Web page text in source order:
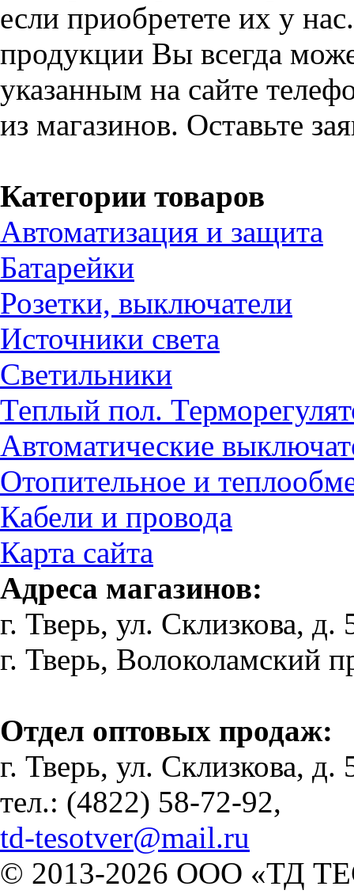
если приобретете их у
продукции Вы всегда
указанным на сайте
из магазинов. Оставьте
Категории товаров
Автоматизация и защита
Батарейки
Розетки, выключатели
Источники света
Светильники
Теплый пол.
Автоматические
Отопительное и
Кабели и провода
Карта сайта
Адреса магазинов:
г. Тверь, ул. Склизкова,
г. Тверь, Волоколамский
Отдел оптовых продаж:
г. Тверь, ул. Склизкова, д.
тел.: (4822) 58-72-92,
td-tesotver@mail.ru
© 2013-2026 ООО «ТД